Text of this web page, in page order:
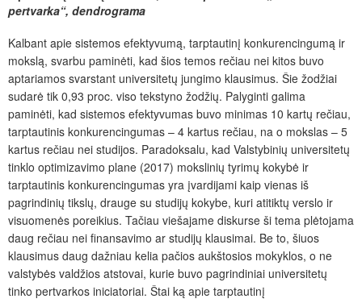
pertvarka“, dendrograma
Kalbant apie sistemos efektyvumą, tarptautinį konkurencingumą ir
mokslą, svarbu paminėti, kad šios temos rečiau nei kitos buvo
aptariamos svarstant universitetų jungimo klausimus. Šie žodžiai
sudarė tik 0,93 proc. viso tekstyno žodžių. Palyginti galima
paminėti, kad sistemos efektyvumas buvo minimas 10 kartų rečiau,
tarptautinis konkurencingumas – 4 kartus rečiau, na o mokslas – 5
kartus rečiau nei studijos. Paradoksalu, kad Valstybinių universitetų
tinklo optimizavimo plane (2017) mokslinių tyrimų kokybė ir
tarptautinis konkurencingumas yra įvardijami kaip vienas iš
pagrindinių tikslų, drauge su studijų kokybe, kuri atitiktų verslo ir
visuomenės poreikius. Tačiau viešajame diskurse ši tema plėtojama
daug rečiau nei finansavimo ar studijų klausimai. Be to, šiuos
klausimus daug dažniau kelia pačios aukštosios mokyklos, o ne
valstybės valdžios atstovai, kurie buvo pagrindiniai universitetų
tinko pertvarkos iniciatoriai. Štai ką apie tarptautinį